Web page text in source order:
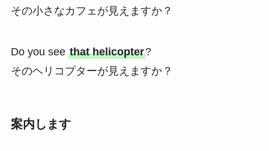
その小さなカフェが見えますか？
Do you see that helicopter?
そのヘリコプターが見えますか？
案内します